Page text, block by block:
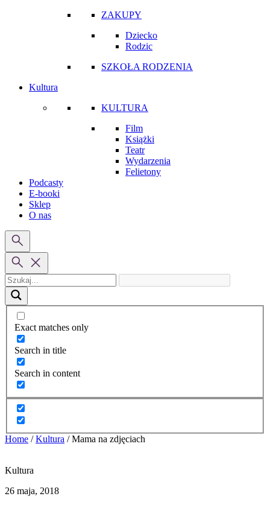
ZAKUPY
Dziecko
Rodzic
SZKOŁA RODZENIA
Kultura
KULTURA
Film
Książki
Teatr
Wydarzenia
Felietony
Podcasty
E-booki
Sklep
O nas
Exact matches only
Search in title
Search in content
Home / Kultura / Mama na zdjęciach
Kultura
26 maja, 2018